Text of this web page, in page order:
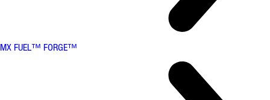
MX FUEL™ FORGE™